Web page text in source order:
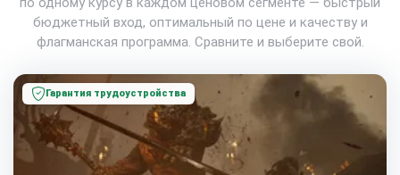
бюджетный вход, оптимальный по цене и качеству и
флагманская программа. Сравните и выберите свой.
Гарантия трудоустройства